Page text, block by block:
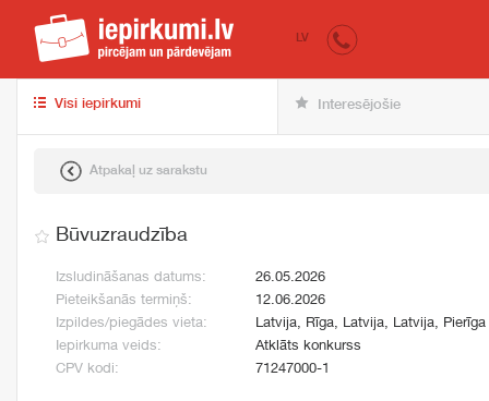
iepirkumi.lv
LV
Visi iepirkumi Interesējošie
Atpakaļ uz sarakstu
Būvuzraudzība
Izsludināšanas datums:
26.05.2026
Pieteikšanās termiņš:
12.06.2026
Izpildes/piegādes vieta:
Latvija, Rīga, Latvija, Latvija, Pierīga
Iepirkuma veids:
Atklāts konkurss
CPV kodi:
71247000-1